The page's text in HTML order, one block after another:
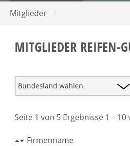
Mitglieder /
MITGLIEDER REIFEN-
Seite 1 von 5 Ergebnisse 1 – 10
Firmenname